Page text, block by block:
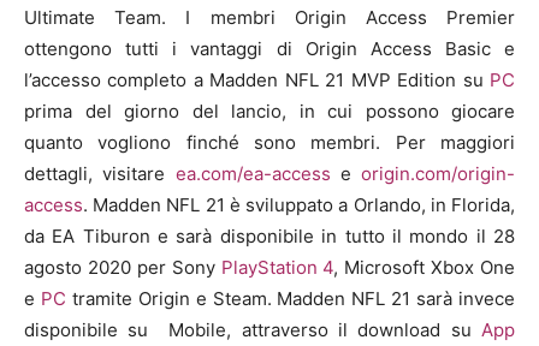
Ultimate Team. I membri Origin Access Premier
ottengono tutti i vantaggi di Origin Access Basic e
l’accesso completo a Madden NFL 21 MVP Edition su PC
prima del giorno del lancio, in cui possono giocare
quanto vogliono finché sono membri. Per maggiori
dettagli, visitare ea.com/ea-access e origin.com/origin-
access. Madden NFL 21 è sviluppato a Orlando, in Florida,
da EA Tiburon e sarà disponibile in tutto il mondo il 28
agosto 2020 per Sony PlayStation 4, Microsoft Xbox One
e PC tramite Origin e Steam. Madden NFL 21 sarà invece
disponibile su Mobile, attraverso il download su App